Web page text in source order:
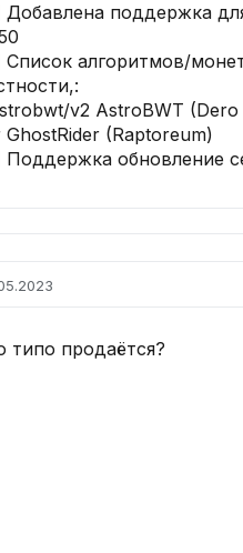
Добавлена поддержка
Список алгоритмов/
v2 AstroBWT (Dero
GhostRider (Raptoreum)
Поддержка обновление
типо продаётся?